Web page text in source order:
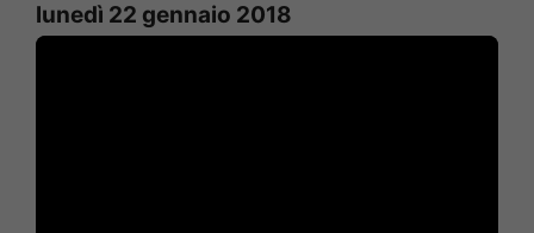
lunedì 22 gennaio 2018